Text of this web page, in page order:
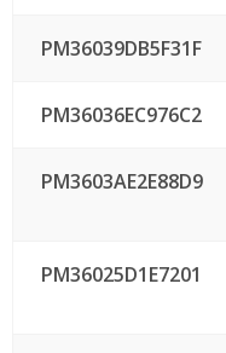
PM36039DB5F31F
PM36036EC976C2
PM3603AE2E88D9
PM36025D1E7201